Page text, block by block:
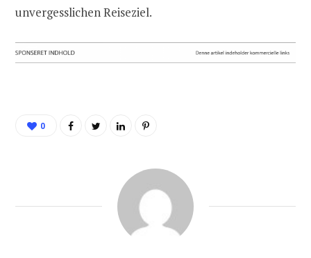
unvergesslichen Reiseziel.
0